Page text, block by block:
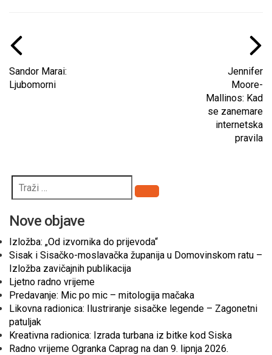
Sandor Marai:
Ljubomorni
Jennifer
Moore-
Mallinos: Kad
se zanemare
internetska
pravila
Pretraži
Nove objave
Izložba: „Od izvornika do prijevoda“
Sisak i Sisačko-moslavačka županija u Domovinskom ratu –
Izložba zavičajnih publikacija
Ljetno radno vrijeme
Predavanje: Mic po mic – mitologija mačaka
Likovna radionica: Ilustriranje sisačke legende – Zagonetni
patuljak
Kreativna radionica: Izrada turbana iz bitke kod Siska
Radno vrijeme Ogranka Caprag na dan 9. lipnja 2026.